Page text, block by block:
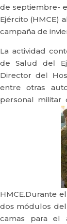
de septiembre-
Ejército (HMCE)
campaña de
La actividad
de Salud del
Director del
entre otras
personal militar
HMCE.Durante
dos módulos
camas para el